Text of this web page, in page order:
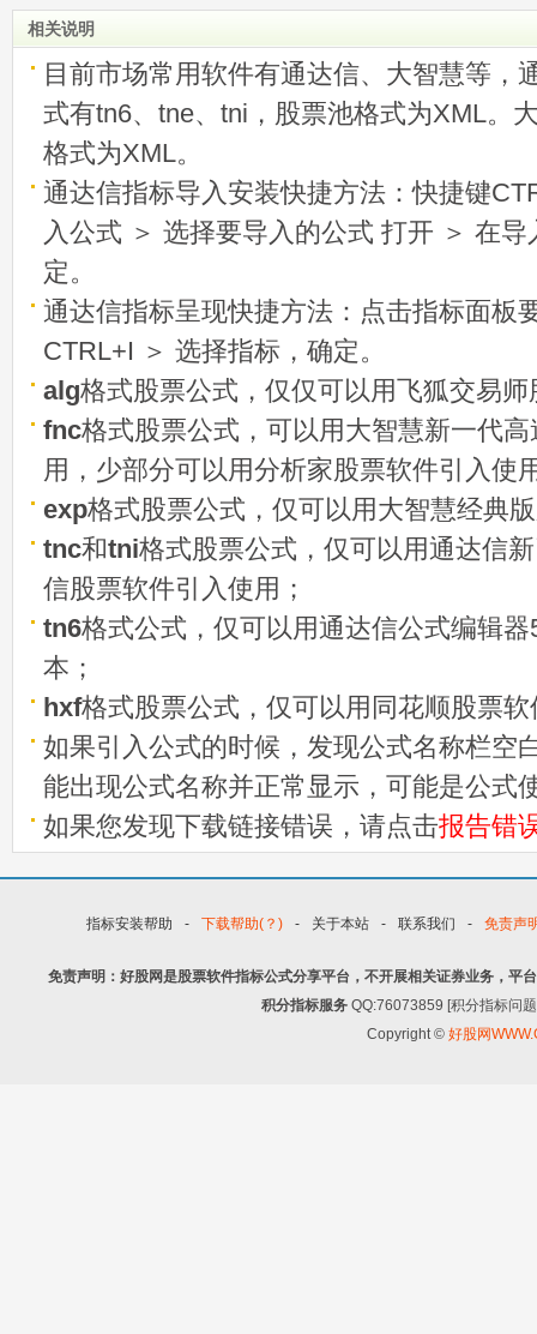
相关说明
目前市场常用软件有通达信、大智慧等，
式有tn6、tne、tni，股票池格式为XML。
格式为XML。
通达信指标导入安装快捷方法：快捷键
入公式 ＞ 选择要导入的公式 打开 ＞ 在
定。
通达信指标呈现快捷方法：点击指标面板
CTRL+I ＞ 选择指标，确定。
alg格式股票公式，仅仅可以用飞狐交易
fnc格式股票公式，可以用大智慧新一代
用，少部分可以用分析家股票软件引入使
exp格式股票公式，仅可以用大智慧经典
tnc和tni格式股票公式，仅可以用通达信
信股票软件引入使用；
tn6格式公式，仅可以用通达信公式编辑
本；
hxf格式股票公式，仅可以用同花顺股票
如果引入公式的时候，发现公式名称栏空
能出现公式名称并正常显示，可能是公式
如果您发现下载链接错误，请点击报告错
指标安装帮助 - 下载帮助(？) - 关于本站 - 联系我们 - 免责声
免责声明：好股网是股票软件指标公式分享平台，不开展相关证券业务，平
积分指标服务 QQ:76073859 [积分指标问
Copyright © 好股网